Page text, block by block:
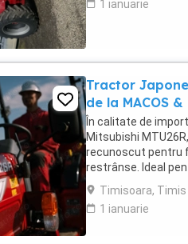
1 ianuarie
Tractor
de la MACOS &
În calitate de
Mitsubishi
recunoscut pentru
restrânse. Ideal
alegi Mitsubishi
Timisoara, Timis
1 ianuarie